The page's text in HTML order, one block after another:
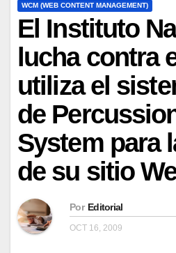
WCM (WEB CONTENT MANAGEMENT)
El Instituto
lucha contra
utiliza el
de
System para
de su sitio
Por Editorial
OCT 16, 2009